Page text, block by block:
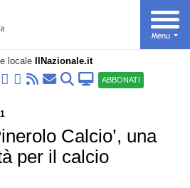
locale IlNazionale.it
ABBONATI
Calcio’, una
per il calcio